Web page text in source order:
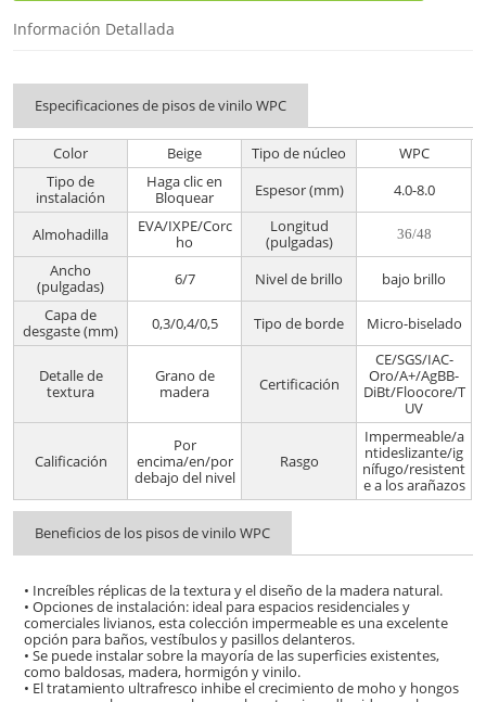
Información Detallada
Especificaciones de pisos de vinilo WPC
Color Beige Tipo de núcleo
WPC
Tipo de
instalación
Haga clic en
Bloquear
Espesor (mm) 4.0-8.0
Almohadilla
EVA/IXPE/Corc
ho
Longitud
(pulgadas)
36/48
Ancho
(pulgadas)
6/7 Nivel de brillo
bajo brillo
Capa de
desgaste (mm)
0,3/0,4/0,5 Tipo de borde Micro-biselado
Detalle de
textura
Grano de
madera
Certificación
CE/SGS/IAC-
Oro/A+/AgBB-
DiBt/Floocore/T
UV
Calificación
Por
encima/en/por
debajo del nivel
Rasgo
Impermeable/a
ntideslizante/ig
nífugo/resistent
e a los arañazos
Beneficios de los pisos de vinilo WPC
• Increíbles réplicas de la textura y el diseño de la madera natural.
• Opciones de instalación: ideal para espacios residenciales y
comerciales livianos, esta colección impermeable es una excelente
opción para baños, vestíbulos y pasillos delanteros.
• Se puede instalar sobre la mayoría de las superficies existentes,
como baldosas, madera, hormigón y vinilo.
• El tratamiento ultrafresco inhibe el crecimiento de moho y hongos